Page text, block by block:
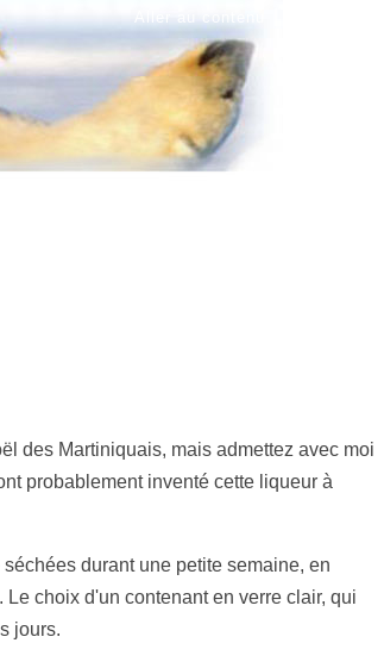
Aller au contenu
des Martiniquais, mais admettez avec moi
probablement inventé cette liqueur à
durant une petite semaine, en
choix d'un contenant en verre clair, qui
jours.